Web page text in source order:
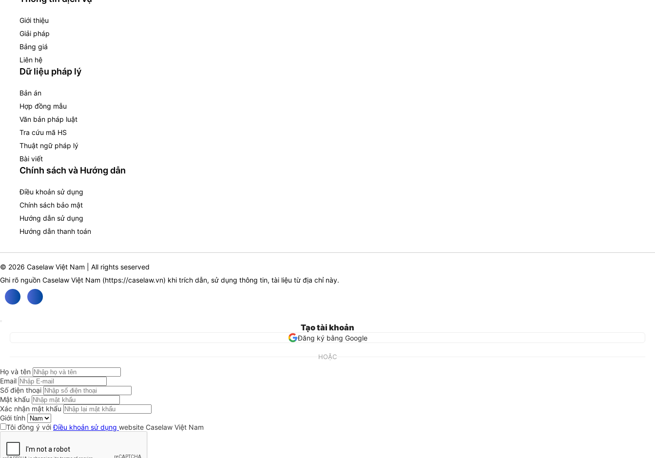
Giới thiệu
Giải pháp
Bảng giá
Liên hệ
Dữ liệu pháp lý
Bản án
Hợp đồng mẫu
Văn bản pháp luật
Tra cứu mã HS
Thuật ngữ pháp lý
Bài viết
Chính sách và Hướng dẫn
Điều khoản sử dụng
Chính sách bảo mật
Hướng dẫn sử dụng
Hướng dẫn thanh toán
© 2026 Caselaw Việt Nam | All rights seserved
Ghi rõ nguồn Caselaw Việt Nam (https://caselaw.vn) khi trích dẫn, sử dụng thông tin, tài liệu từ địa chỉ này.
Tạo tài khoản
Đăng ký bằng Google
HOẶC
Họ và tên
Email
Số điện thoại
Mật khẩu
Xác nhận mật khẩu
Giới tính
Tôi đồng ý vớiĐiều khoản sử dụng website Caselaw Việt Nam